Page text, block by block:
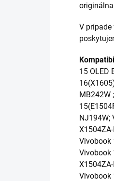
V
15 OLED
MB242W
NJ194W;
Vivobook
Vivobook
Vivobook